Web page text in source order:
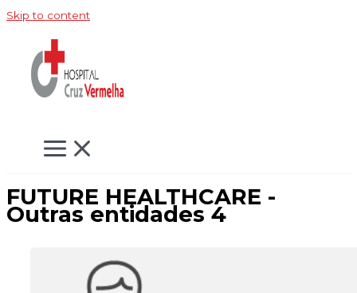
Skip to content
FUTURE HEALTHCARE -
Outras entidades 4